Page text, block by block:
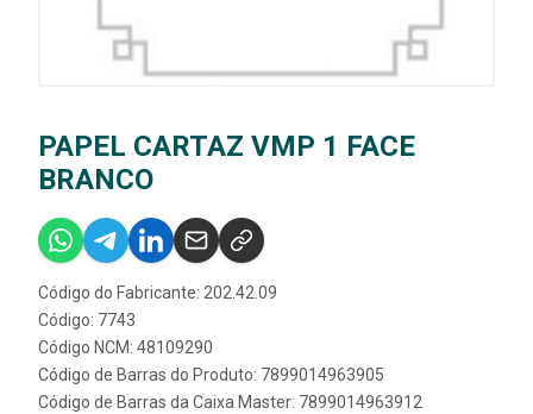
PAPEL CARTAZ VMP 1 FACE
BRANCO
Código do Fabricante: 202.42.09
Código: 7743
Código NCM: 48109290
Código de Barras do Produto: 7899014963905
Código de Barras da Caixa Master: 7899014963912